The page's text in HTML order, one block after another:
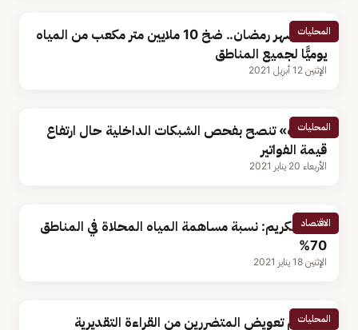
المحليات
خلال شهر رمضان.. ضخ 10 ملايين متر مكعب من المياه
يوميًّا لجميع المناطق
الإثنين 12 أبريل 2021
المحليات
«المياه» تنصح بفحص الشبكات الداخلية حال ارتفاع
قيمة الفواتير
الأربعاء 20 يناير 2021
الاقتصاد
العبدالكريم: نسبة مساهمة المياه المحلاة في المناطق
70%
الإثنين 18 يناير 2021
المحليات
هل يتم تعويض المتضررين من القراءة التقديرية